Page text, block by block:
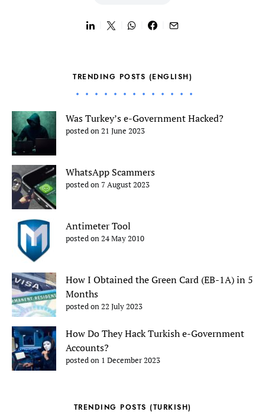
TRENDING POSTS (ENGLISH)
Was Turkey’s e-Government Hacked?
posted on 21 June 2023
WhatsApp Scammers
posted on 7 August 2023
Antimeter Tool
posted on 24 May 2010
How I Obtained the Green Card (EB-1A) in 5
Months
posted on 22 July 2023
How Do They Hack Turkish e-Government
Accounts?
posted on 1 December 2023
TRENDING POSTS (TURKISH)